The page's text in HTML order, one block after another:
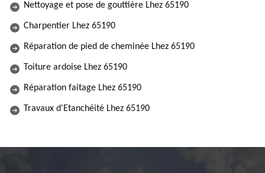
Nettoyage et pose de gouttière Lhez 65190
Charpentier Lhez 65190
Réparation de pied de cheminée Lhez 65190
Toiture ardoise Lhez 65190
Réparation faitage Lhez 65190
Travaux d'Etanchéité Lhez 65190